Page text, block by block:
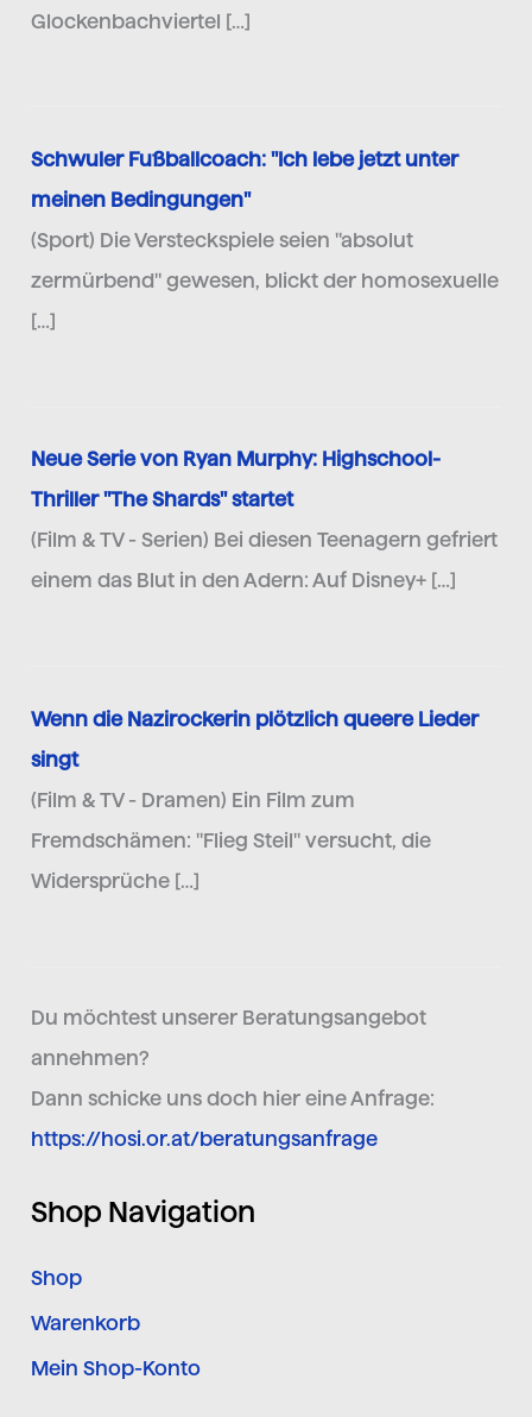
Glockenbachviertel […]
Schwuler Fußballcoach: "Ich lebe jetzt unter
meinen Bedingungen"
(Sport) Die Versteckspiele seien "absolut
zermürbend" gewesen, blickt der homosexuelle
[…]
Neue Serie von Ryan Murphy: Highschool-
Thriller "The Shards" startet
(Film & TV - Serien) Bei diesen Teenagern gefriert
einem das Blut in den Adern: Auf Disney+ […]
Wenn die Nazirockerin plötzlich queere Lieder
singt
(Film & TV - Dramen) Ein Film zum
Fremdschämen: "Flieg Steil" versucht, die
Widersprüche […]
Du möchtest unserer Beratungsangebot
annehmen?
Dann schicke uns doch hier eine Anfrage:
https://hosi.or.at/beratungsanfrage
Shop Navigation
Shop
Warenkorb
Mein Shop-Konto